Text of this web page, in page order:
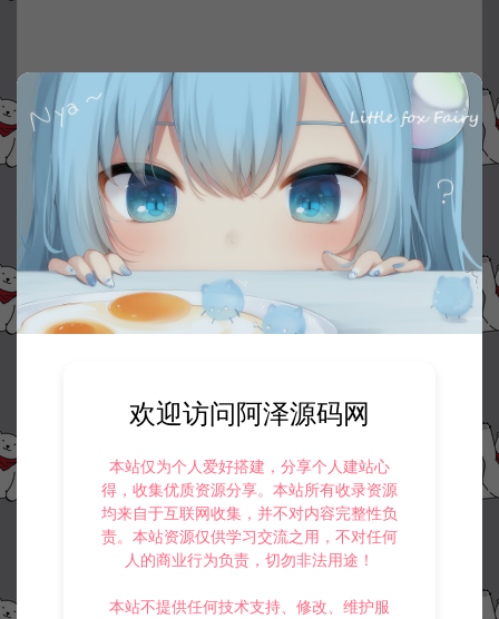
欢迎访问阿泽源码网
本站仅为个人爱好搭建，分享个人建站心
得，收集优质资源分享。本站所有收录资源
均来自于互联网收集，并不对内容完整性负
责。本站资源仅供学习交流之用，不对任何
人的商业行为负责，切勿非法用途！
本站不提供任何技术支持、修改、维护服